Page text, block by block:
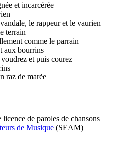
et incarcérée
le rappeur et le vaurien
terrain
comme le parrain
aux bourrins
et puis courez
raz de marée
de paroles de chansons
de Musique (SEAM)